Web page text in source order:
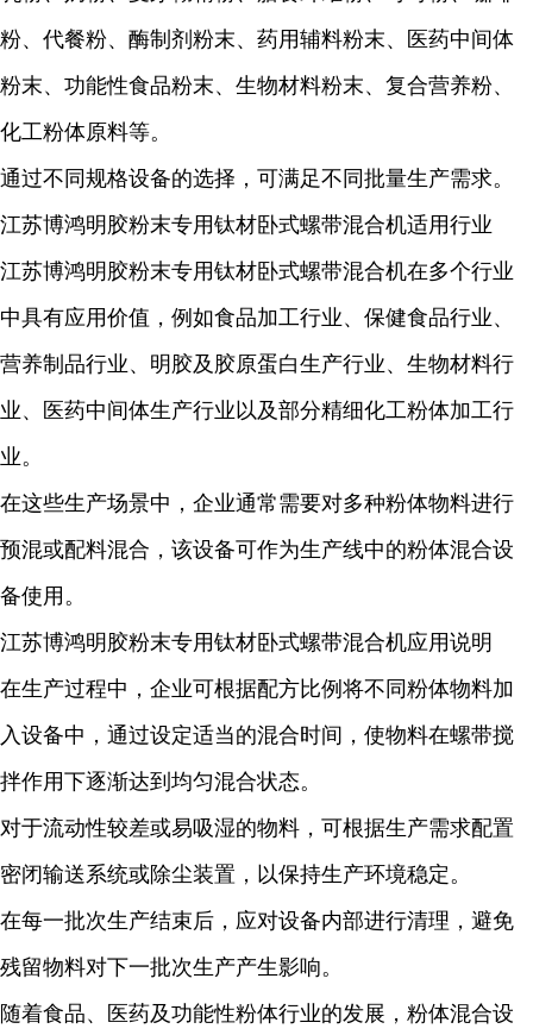
粉、代餐粉、酶制剂粉末、药用辅料粉末、医药中间体
粉末、功能性食品粉末、生物材料粉末、复合营养粉、
化工粉体原料等。
通过不同规格设备的选择，可满足不同批量生产需求。
江苏博鸿明胶粉末专用钛材卧式螺带混合机适用行业
江苏博鸿明胶粉末专用钛材卧式螺带混合机在多个行业
中具有应用价值，例如食品加工行业、保健食品行业、
营养制品行业、明胶及胶原蛋白生产行业、生物材料行
业、医药中间体生产行业以及部分精细化工粉体加工行
业。
在这些生产场景中，企业通常需要对多种粉体物料进行
预混或配料混合，该设备可作为生产线中的粉体混合设
备使用。
江苏博鸿明胶粉末专用钛材卧式螺带混合机应用说明
在生产过程中，企业可根据配方比例将不同粉体物料加
入设备中，通过设定适当的混合时间，使物料在螺带搅
拌作用下逐渐达到均匀混合状态。
对于流动性较差或易吸湿的物料，可根据生产需求配置
密闭输送系统或除尘装置，以保持生产环境稳定。
在每一批次生产结束后，应对设备内部进行清理，避免
残留物料对下一批次生产产生影响。
随着食品、医药及功能性粉体行业的发展，粉体混合设